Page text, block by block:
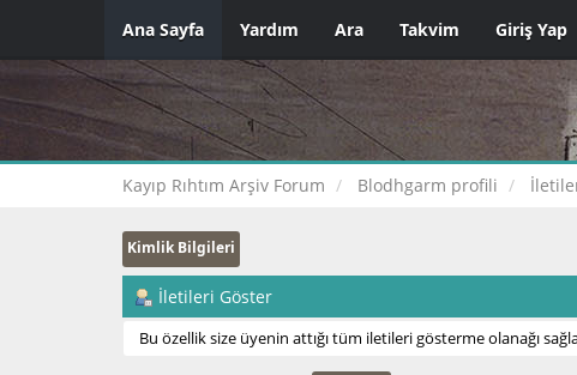
Ana Sayfa Yardım Ara Takvim Giriş Yap
Kayıp Rıhtım Arşiv Forum Blodhgarm profili
Kimlik Bilgileri
İletileri Göster
Bu özellik size üyenin attığı tüm iletileri gösterme olanağı